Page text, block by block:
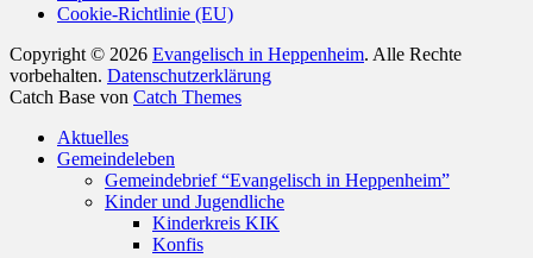
Cookie-Richtlinie (EU)
Copyright © 2026 Evangelisch in Heppenheim. Alle Rechte
vorbehalten. Datenschutzerklärung
Catch Base von Catch Themes
oben
scrollen
Aktuelles
Gemeindeleben
Gemeindebrief “Evangelisch in Heppenheim”
Kinder und Jugendliche
Kinderkreis KIK
Konfis